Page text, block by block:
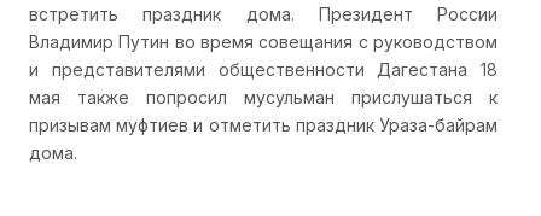
встретить праздник дома. Президент России
Владимир Путин во время совещания с руководством
и представителями общественности Дагестана 18
мая также попросил мусульман прислушаться к
призывам муфтиев и отметить праздник Ураза-байрам
дома.